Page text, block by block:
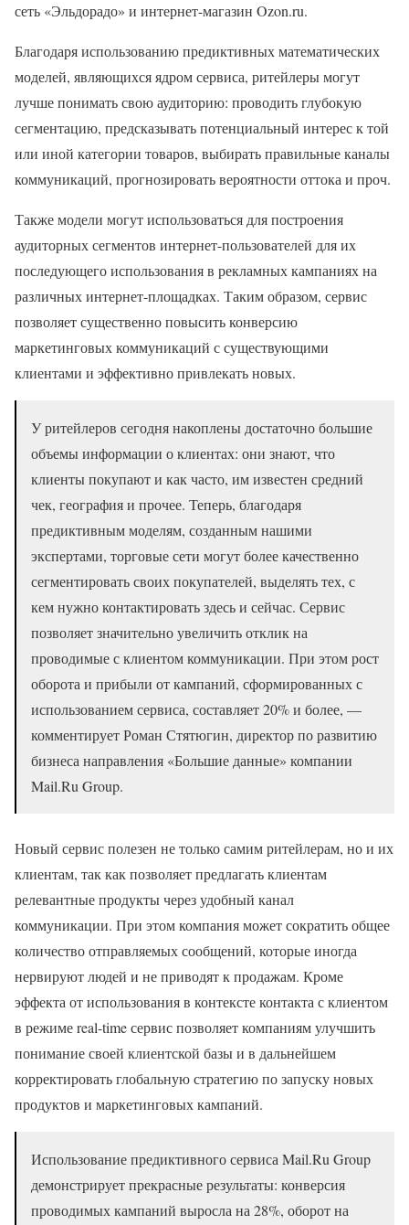
сеть «Эльдорадо» и интернет-магазин Ozon.ru.
Благодаря использованию предиктивных математических
моделей, являющихся ядром сервиса, ритейлеры могут
лучше понимать свою аудиторию: проводить глубокую
сегментацию, предсказывать потенциальный интерес к той
или иной категории товаров, выбирать правильные каналы
коммуникаций, прогнозировать вероятности оттока и проч.
Также модели могут использоваться для построения
аудиторных сегментов интернет-пользователей для их
последующего использования в рекламных кампаниях на
различных интернет-площадках. Таким образом, сервис
позволяет существенно повысить конверсию
маркетинговых коммуникаций с существующими
клиентами и эффективно привлекать новых.
У ритейлеров сегодня накоплены достаточно большие
объемы информации о клиентах: они знают, что
клиенты покупают и как часто, им известен средний
чек, география и прочее. Теперь, благодаря
предиктивным моделям, созданным нашими
экспертами, торговые сети могут более качественно
сегментировать своих покупателей, выделять тех, с
кем нужно контактировать здесь и сейчас. Сервис
позволяет значительно увеличить отклик на
проводимые с клиентом коммуникации. При этом рост
оборота и прибыли от кампаний, сформированных с
использованием сервиса, составляет 20% и более, —
комментирует Роман Стятюгин, директор по развитию
бизнеса направления «Большие данные» компании
Mail.Ru Group.
Новый сервис полезен не только самим ритейлерам, но и их
клиентам, так как позволяет предлагать клиентам
релевантные продукты через удобный канал
коммуникации. При этом компания может сократить общее
количество отправляемых сообщений, которые иногда
нервируют людей и не приводят к продажам. Кроме
эффекта от использования в контексте контакта с клиентом
в режиме real-time сервис позволяет компаниям улучшить
понимание своей клиентской базы и в дальнейшем
корректировать глобальную стратегию по запуску новых
продуктов и маркетинговых кампаний.
Использование предиктивного сервиса Mail.Ru Group
демонстрирует прекрасные результаты: конверсия
проводимых кампаний выросла на 28%, оборот на